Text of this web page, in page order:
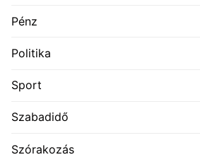
Pénz
Politika
Sport
Szabadidő
Szórakozás